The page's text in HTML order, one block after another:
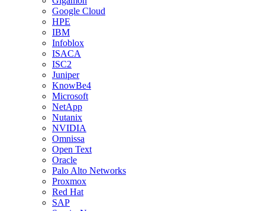
Google Cloud
HPE
IBM
Infoblox
ISACA
ISC2
Juniper
KnowBe4
Microsoft
NetApp
Nutanix
NVIDIA
Omnissa
Open Text
Oracle
Palo Alto Networks
Proxmox
Red Hat
SAP